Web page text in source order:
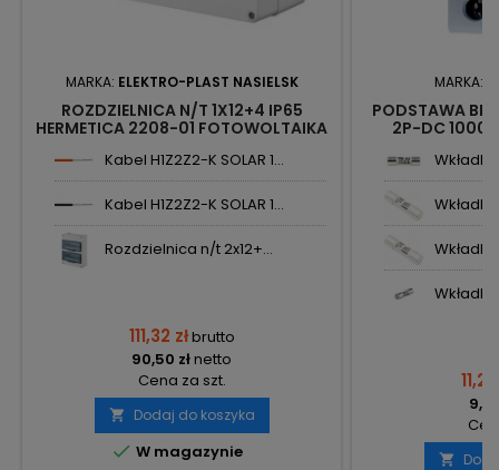
MARKA: ELEKTRO-PLAST NASIELSK
ROZDZIELNICA N/T 1X12+4 IP65
HERMETICA 2208-01 FOTOWOLTAIKA
Kabel H1Z2Z2-K SOLAR 1...
Kabel H1Z2Z2-K SOLAR 1...
Rozdzielnica n/t 2x12+...
111,32 złbrutto
90,50 złnetto
Cena za szt.
 Dodaj do koszyka
 W magazynie
MARKA:
PODSTAWA
2P-DC
9,12
